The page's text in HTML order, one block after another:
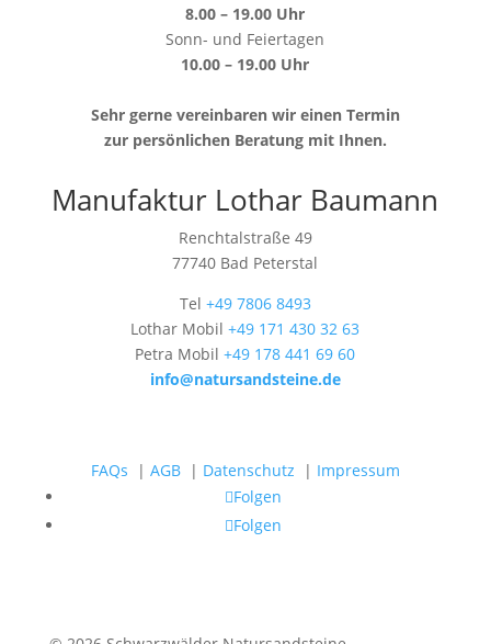
8.00 – 19.00 Uhr
Sonn- und Feiertagen
10.00 – 19.00 Uhr
Sehr gerne vereinbaren wir einen Termin
zur persönlichen Beratung mit Ihnen.
Manufaktur Lothar Baumann
Renchtalstraße 49
77740 Bad Peterstal
Tel +49 7806 8493
Lothar Mobil+49 171 430 32 63
Petra Mobil+49 178 441 69 60
info@natursandsteine.de
FAQs | AGB| Datenschutz | Impressum
Folgen
Folgen